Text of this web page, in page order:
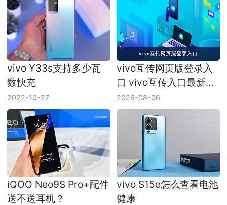
vivo Y33s支持多少瓦
数快充
2022-10-27
vivo互传网页版登录入
口 vivo互传入口最新地
址
2026-08-06
iQOO Neo9S Pro+配件
送不送耳机？
vivo S15e怎么查看电池
健康